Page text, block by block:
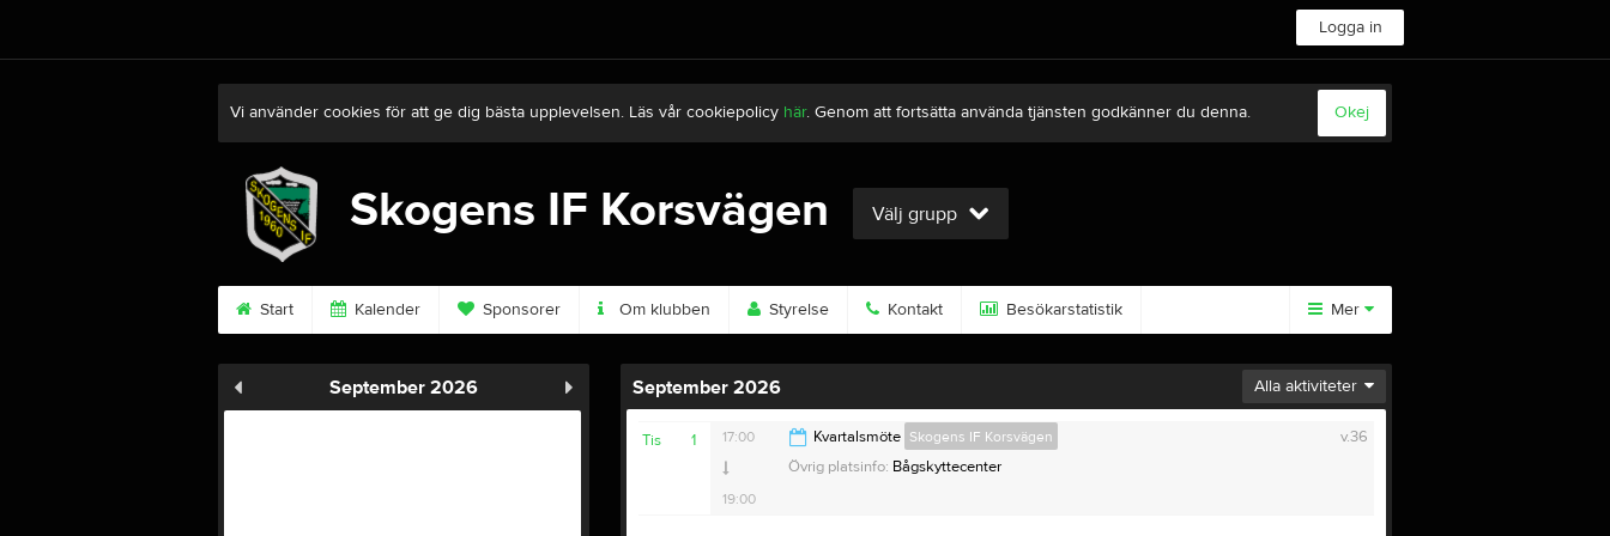
Logga in
Vi använder cookies för att ge dig bästa upplevelsen. Läs vår cookiepolicy här. Genom att fortsätta använda tjänsten godkänner du denna. Okej
Skogens IF Korsvägen Välj grupp
Start Kalender Sponsorer Om klubben Styrelse Kontakt Besökarstatistik Mer
September 2026 September 2026 Alla aktiviteter
1
Tis v.36
17:00 Kvartalsmöte Skogens IF Korsvägen
19:00
Övrig platsinfo: Bågskyttecenter